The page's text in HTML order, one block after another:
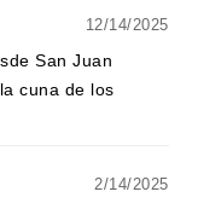
12/14/2025
San Juan
cuna de los
2/14/2025